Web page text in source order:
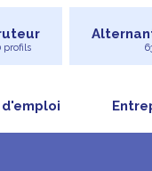
profils
d'emploi